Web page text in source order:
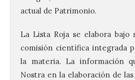
actual de Patrimonio.
La Lista Roja se elabora bajo
comisión científica integrada
la materia. La información
Nostra en la elaboración de
7 Ago 2026
Tendrá lugar el
agosto en los
de Santa María la
Gradefes. Una